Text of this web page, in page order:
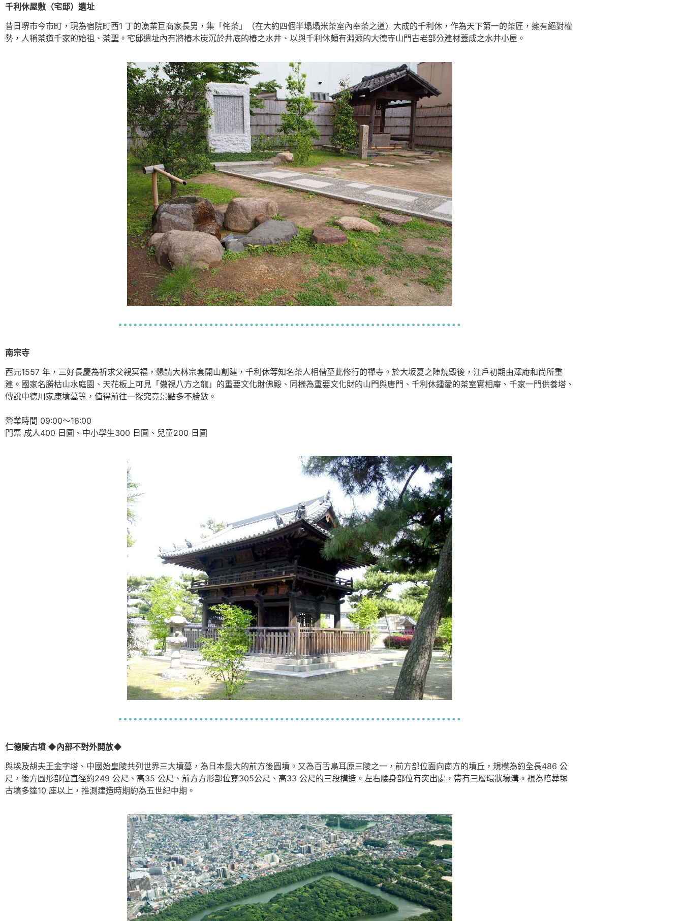
千利休屋敷（宅邸）遺址
昔日堺市今市町，現為宿院町西1 丁的漁業巨商家長男，集「侘茶」（在大約四個半塌塌米茶室內奉茶之道）大成的千利休，作為天下第一的茶匠，擁有絕對權
勢，人稱茶道千家的始祖、茶聖。宅邸遺址內有將樁木炭沉於井底的樁之水井、以與千利休頗有淵源的大德寺山門古老部分建材蓋成之水井小屋。
南宗寺
西元1557 年，三好長慶為祈求父親冥福，懇請大林宗套開山創建，千利休等知名茶人相偕至此修行的禪寺。於大坂夏之陣燒毀後，江戶初期由澤庵和尚所重
建。國家名勝枯山水庭園、天花板上可見「傲視八方之龍」的重要文化財佛殿、同樣為重要文化財的山門與唐門、千利休鍾愛的茶室實相庵、千家一門供養塔、
傳說中德川家康墳墓等，值得前往一探究竟景點多不勝數。
營業時間 09:00～16:00
門票 成人400 日圓、中小學生300 日圓、兒童200 日圓
仁德陵古墳 ◆內部不對外開放◆
與埃及胡夫王金字塔、中國始皇陵共列世界三大墳墓，為日本最大的前方後圓墳。又為百舌鳥耳原三陵之一，前方部位面向南方的墳丘，規模為約全長486 公
尺，後方圓形部位直徑約249 公尺、高35 公尺、前方方形部位寬305公尺、高33 公尺的三段構造。左右腰身部位有突出處，帶有三層環狀壕溝。視為陪葬塚
古墳多達10 座以上，推測建造時期約為五世紀中期。